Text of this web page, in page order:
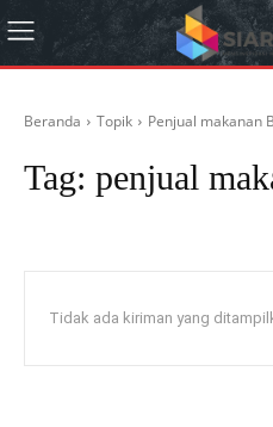
Beranda Topik Penjual makanan
Tag: penjual
Tidak ada kiriman yang